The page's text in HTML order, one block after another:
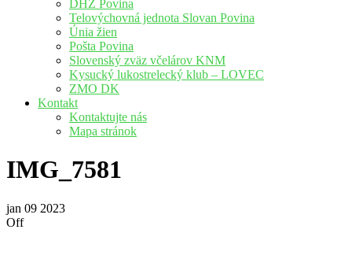
DHZ Povina
Telovýchovná jednota Slovan Povina
Únia žien
Pošta Povina
Slovenský zväz včelárov KNM
Kysucký lukostrelecký klub – LOVEC
ZMO DK
Kontakt
Kontaktujte nás
Mapa stránok
IMG_7581
jan 09 2023
Off